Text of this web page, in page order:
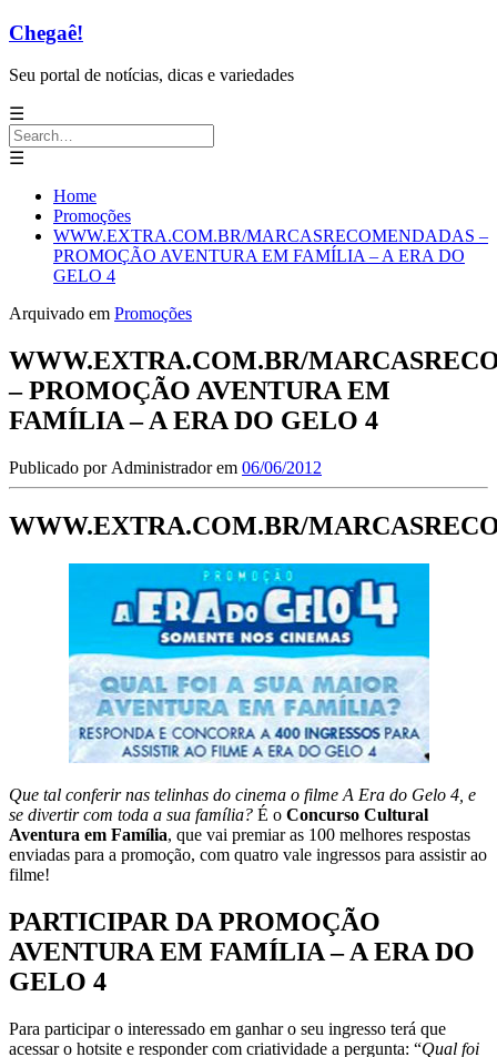
Chegaê!
Seu portal de notícias, dicas e variedades
☰
Search
for:
☰
Home
Promoções
WWW.EXTRA.COM.BR/MARCASRECOMENDADAS –
PROMOÇÃO AVENTURA EM FAMÍLIA – A ERA DO
GELO 4
Arquivado em Promoções
WWW.EXTRA.COM.BR/
– PROMOÇÃO AVENTURA EM
FAMÍLIA – A ERA DO GELO 4
Publicado por Administradorem 06/06/2012
WWW.EXTRA.COM.BR/
Que tal conferir nas telinhas do cinema o filme A Era do Gelo 4, e
se divertir com toda a sua família? É o Concurso Cultural
Aventura em Família, que vai premiar as 100 melhores respostas
enviadas para a promoção, com quatro vale ingressos para assistir ao
filme!
PARTICIPAR DA PROMOÇÃO
AVENTURA EM FAMÍLIA – A ERA DO
GELO 4
Para participar o interessado em ganhar o seu ingresso terá que
acessar o hotsite e responder com criatividade a pergunta: “Qual foi